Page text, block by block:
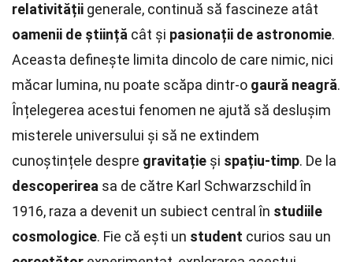
relativității generale, continuă să fascineze atât
oamenii de știință cât și pasionații de astronomie.
Aceasta definește limita dincolo de care nimic, nici
măcar lumina, nu poate scăpa dintr-o gaură neagră.
Înțelegerea acestui fenomen ne ajută să deslușim
misterele universului și să ne extindem
cunoștințele despre gravitație și spațiu-timp. De la
descoperirea sa de către Karl Schwarzschild în
1916, raza a devenit un subiect central în studiile
cosmologice. Fie că ești un student curios sau un